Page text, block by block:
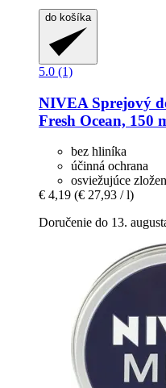
do košíka
5.0 (1)
NIVEA Sprejový
Fresh Ocean, 150
bez hliníka
účinná ochrana
osviežujúce
€ 4,19 (€ 27,93 / l)
Doručenie do 13.